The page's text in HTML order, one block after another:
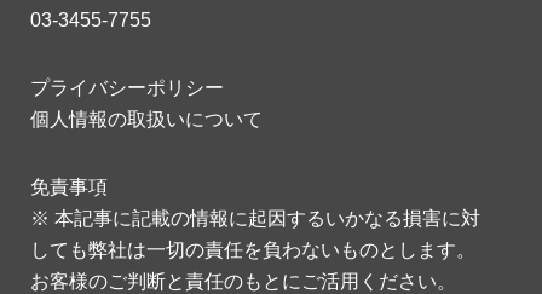
03-3455-7755
プライバシーポリシー
個人情報の取扱いについて
免責事項
※ 本記事に記載の情報に起因するいかなる損害に対
しても弊社は一切の責任を負わないものとします。
お客様のご判断と責任のもとにご活用ください。